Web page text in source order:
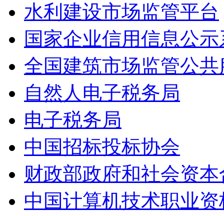
水利建设市场监管平台
国家企业信用信息公
全国建筑市场监管公
自然人电子税务局
电子税务局
中国招标投标协会
财政部政府和社会资
中国计算机技术职业资